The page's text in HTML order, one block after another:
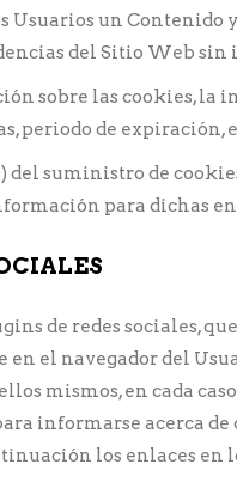
Usuarios un
del Sitio Web
sobre las cookies, la
periodo de expiración,
del suministro de
para dichas
de redes sociales,
en el navegador del
mismos, en cada
informarse acerca
los enlaces en